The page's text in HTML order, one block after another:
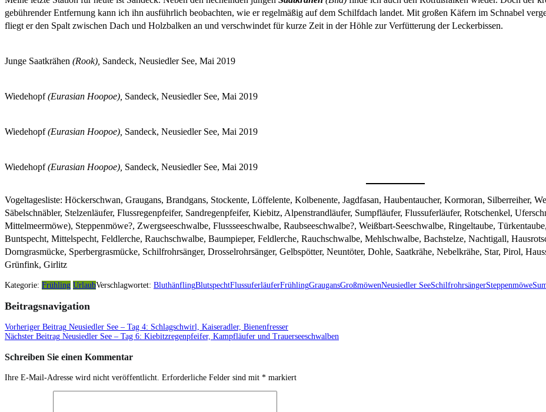
gebührender Entfernung kann ich ihn ausführlich beobachten, wie er regelmäßig auf dem Schilfdach landet. Mit großen Käfern im Schnabel
fliegt er den Spalt zwischen Dach und Holzbalken an und verschwindet für kurze Zeit in der Höhle zur Verfütterung der Leckerbissen.
Junge Saatkrähen (Rook), Sandeck, Neusiedler See, Mai 2019
Wiedehopf(Eurasian Hoopoe), Sandeck, Neusiedler See, Mai 2019
Wiedehopf(Eurasian Hoopoe), Sandeck, Neusiedler See, Mai 2019
Wiedehopf(Eurasian Hoopoe), Sandeck, Neusiedler See, Mai 2019
Vogeltagesliste: Höckerschwan, Graugans, Brandgans, Stockente, Löffelente, Kolbenente, Jagdfasan, Haubentaucher, Kormoran, Silberreiher,
Säbelschnäbler, Stelzenläufer, Flussregenpfeifer, Sandregenpfeifer, Kiebitz, Alpenstrandläufer, Sumpfläufer, Flussuferläufer, Rotschenkel,
Mittelmeermöwe), Steppenmöwe?, Zwergseeschwalbe, Flussseeschwalbe, Raubseeschwalbe?, Weißbart-Seeschwalbe, Ringeltaube,
Buntspecht, Mittelspecht, Feldlerche, Rauchschwalbe, Baumpieper, Feldlerche, Rauchschwalbe, Mehlschwalbe, Bachstelze, Nachtigall,
Dorngrasmücke, Sperbergrasmücke, Schilfrohrsänger, Drosselrohrsänger, Gelbspötter, Neuntöter, Dohle, Saatkrähe, Nebelkrähe, Star, Pirol,
Grünfink, Girlitz
Kategorie: Frühling UrlaubVerschlagwortet: BluthänflingBlutspechtFlussuferläuferFrühlingGraugansGroßmöwenNeusiedler SeeSchilfrohrsängerSteppenmöwe
Beitragsnavigation
Vorheriger Beitrag Neusiedler See – Tag 4: Schlagschwirl, Kaiseradler, Bienenfresser
Nächster Beitrag Neusiedler See – Tag 6: Kiebitzregenpfeifer, Kampfläufer und Trauerseeschwalben
Schreiben Sie einen Kommentar
Ihre E-Mail-Adresse wird nicht veröffentlicht. Erforderliche Felder sind mit * markiert